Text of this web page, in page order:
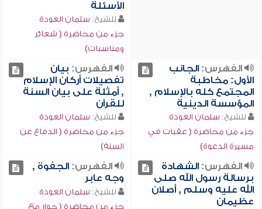
الأسئلة
للشيخ: سلمان العودة
جزء من محاضرة ( شعائر
ومناسبات)
الفهرس:الجانب
الأول: مخاطبة
المجتمع كله بالإسلام ,
المؤسسة الدينية
للشيخ: سلمان العودة
جزء من محاضرة ( عقبات في
مسيرة الدعوة)
الفهرس: بيان
تفصيلات أركان الإسلام
, أمثلة على بيان السنة
للقرآن
للشيخ: سلمان العودة
جزء من محاضرة ( الدفاع عن
السنة)
الفهرس:الشهادة
برسالة رسول الله صلى
الله عليه وسلم , أصلان
عظيمان
الفهرس:الجفوة ,
وجه عابر
للشيخ: سلمان العودة
جزء من محاضرة ( حوار مع